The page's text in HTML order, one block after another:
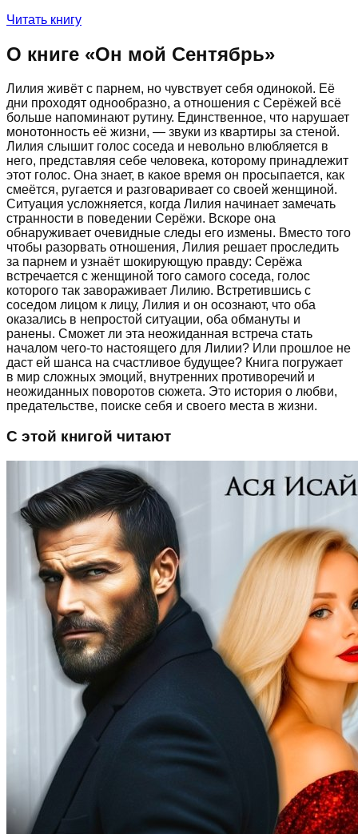
Читать книгу
О книге «Он мой Сентябрь»
Лилия живёт с парнем, но чувствует себя одинокой. Её
дни проходят однообразно, а отношения с Серёжей всё
больше напоминают рутину. Единственное, что нарушает
монотонность её жизни, — звуки из квартиры за стеной.
Лилия слышит голос соседа и невольно влюбляется в
него, представляя себе человека, которому принадлежит
этот голос. Она знает, в какое время он просыпается, как
смеётся, ругается и разговаривает со своей женщиной.
Ситуация усложняется, когда Лилия начинает замечать
странности в поведении Серёжи. Вскоре она
обнаруживает очевидные следы его измены. Вместо того
чтобы разорвать отношения, Лилия решает проследить
за парнем и узнаёт шокирующую правду: Серёжа
встречается с женщиной того самого соседа, голос
которого так завораживает Лилию. Встретившись с
соседом лицом к лицу, Лилия и он осознают, что оба
оказались в непростой ситуации, оба обмануты и
ранены. Сможет ли эта неожиданная встреча стать
началом чего-то настоящего для Лилии? Или прошлое не
даст ей шанса на счастливое будущее? Книга погружает
в мир сложных эмоций, внутренних противоречий и
неожиданных поворотов сюжета. Это история о любви,
предательстве, поиске себя и своего места в жизни.
С этой книгой читают